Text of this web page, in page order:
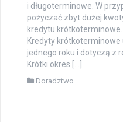
i długoterminowe. W
pożyczać zbyt dużej
kredytu krótkoterminowe.
Kredyty krótkoterminowe
jednego roku i dotyczą z
Krótki okres […]
Doradztwo